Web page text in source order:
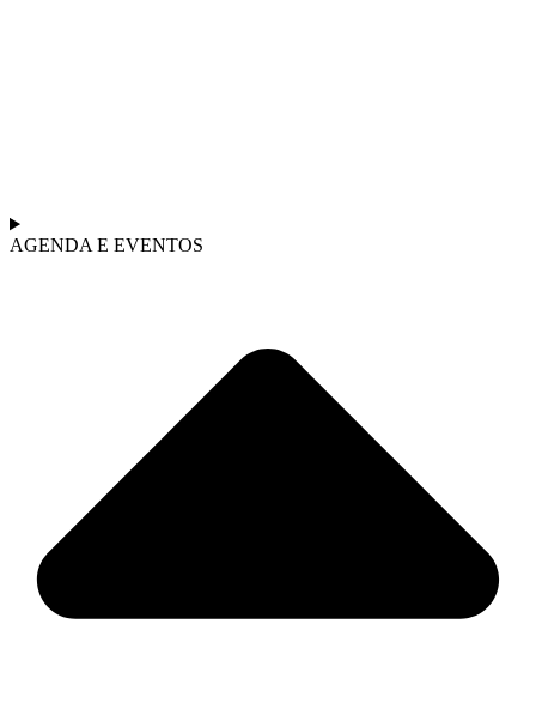
AGENDA E EVENTOS